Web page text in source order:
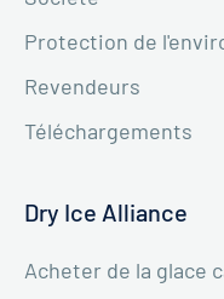
Protection de
Revendeurs
Téléchargements
Dry Ice Alliance
Acheter de la glace